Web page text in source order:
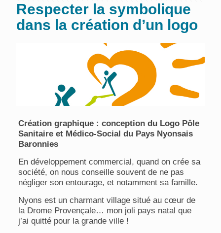
Respecter la symbolique
dans la création d’un logo
Création graphique : conception du Logo Pôle
Sanitaire et Médico-Social du Pays Nyonsais
Baronnies
En développement commercial, quand on crée sa
société, on nous conseille souvent de ne pas
négliger son entourage, et notamment sa famille.
Nyons est un charmant village situé au cœur de
la Drome Provençale… mon joli pays natal que
j’ai quitté pour la grande ville !